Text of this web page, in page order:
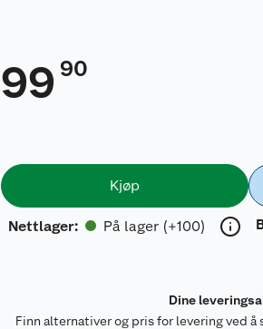
99 90
Kjøp
Nettlager: På lager (+100)
Dine
Finn alternativer og pris for levering ved å